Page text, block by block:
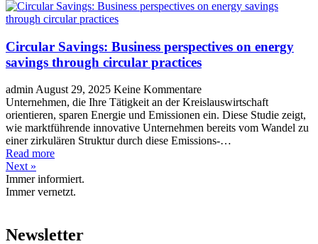
Circular Savings: Business perspectives on energy
savings through circular practices
admin August 29, 2025 Keine Kommentare
Unternehmen, die Ihre Tätigkeit an der Kreislauswirtschaft
orientieren, sparen Energie und Emissionen ein. Diese Studie zeigt,
wie marktführende innovative Unternehmen bereits vom Wandel zu
einer zirkulären Struktur durch diese Emissions-…
Read more
Next »
Immer informiert.
Immer vernetzt.
Newsletter